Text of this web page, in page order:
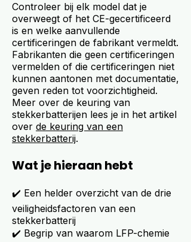
Controleer bij elk model dat je
overweegt of het CE-gecertificeerd
is en welke aanvullende
certificeringen de fabrikant vermeldt.
Fabrikanten die geen certificeringen
vermelden of die certificeringen niet
kunnen aantonen met documentatie,
geven reden tot voorzichtigheid.
Meer over de keuring van
stekkerbatterijen lees je in het artikel
over de keuring van een
stekkerbatterij.
Wat je hieraan hebt
✔️ Een helder overzicht van de drie
veiligheidsfactoren van een
stekkerbatterij
✔️ Begrip van waarom LFP-chemie